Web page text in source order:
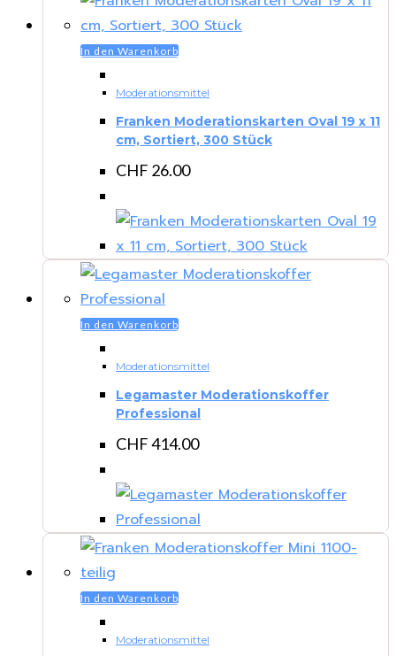
In den Warenkorb
Moderationsmittel
Franken Moderationskarten Oval 19 x 11
cm, Sortiert, 300 Stück
CHF 26.00
In den Warenkorb
Moderationsmittel
Legamaster Moderationskoffer
Professional
CHF414.00
In den Warenkorb
Moderationsmittel